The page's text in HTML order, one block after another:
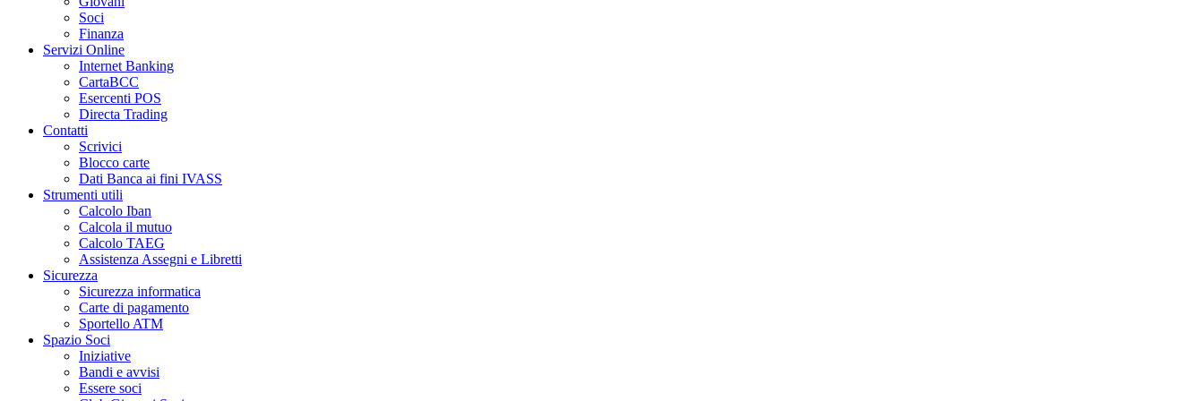
Soci
Finanza
Servizi Online
Internet Banking
CartaBCC
Esercenti POS
Directa Trading
Contatti
Scrivici
Blocco carte
Dati Banca ai fini IVASS
Strumenti utili
Calcolo Iban
Calcola il mutuo
Calcolo TAEG
Assistenza Assegni e Libretti
Sicurezza
Sicurezza informatica
Carte di pagamento
Sportello ATM
Spazio Soci
Iniziative
Bandi e avvisi
Essere soci